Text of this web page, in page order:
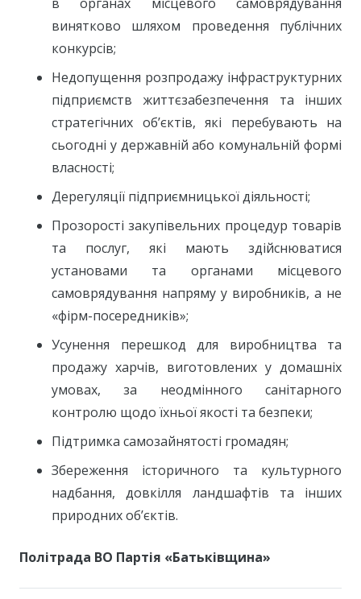
винятково шляхом проведення публічних
конкурсів;
Недопущення розпродажу інфраструктурних
підприємств життєзабезпечення та інших
стратегічних об’єктів, які перебувають на
сьогодні у державній або комунальній формі
власності;
Дерегуляції підприємницької діяльності;
Прозорості закупівельних процедур товарів
та послуг, які мають здійснюватися
установами та органами місцевого
самоврядування напряму у виробників, а не
«фірм-посередників»;
Усунення перешкод для виробництва та
продажу харчів, виготовлених у домашніх
умовах, за неодмінного санітарного
контролю щодо їхньої якості та безпеки;
Підтримка самозайнятості громадян;
Збереження історичного та культурного
надбання, довкілля ландшафтів та інших
природних об’єктів.
Політрада ВО Партія «Батьківщина»